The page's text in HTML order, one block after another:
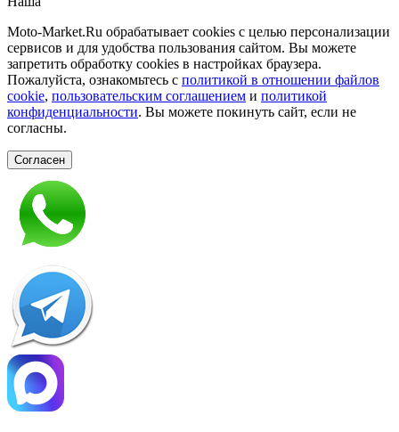
Moto-Market.Ru обрабатывает сookies с целью персонализации
сервисов и для удобства пользования сайтом. Вы можете
запретить обработку сookies в настройках браузера.
Пожалуйста, ознакомьтесь с политикой в отношении файлов
cookie, пользовательским соглашением и политикой
конфиденциальности. Вы можете покинуть сайт, если не
согласны.
Согласен